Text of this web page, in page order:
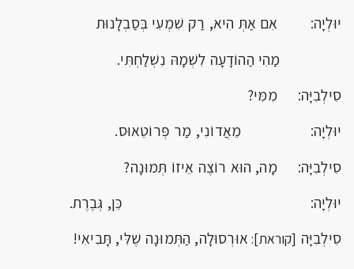
יוּלְיָה: אִם אַתְּ הִיא, רַק שִׁמְעִי בְּסַבְלָנוּת
מַהִי הַהוֹדָעָה לִשְׁמָהּ נִשְׁלַחְתִּי.
סִילְבִיָּה: מִמִּי?
יוּלְיָה: מֵאֲדוֹנִי, מַר פְּרוֹטֵאוּס.
סִילְבִיָּה: מָה, הוּא רוֹצֶה אֵיזוֹ תְּמוּנָה?
יוּלְיָה: כֵּן, גְּבֶרֶת.
סִילְבִיָּה [קוראת]: אוּרְסוּלָה, הַתְּמוּנָה שֶׁלִּי, תָּבִיאִי!